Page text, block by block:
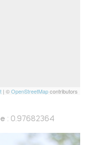
| ©OpenStreetMapcontributors
: 0.97682364